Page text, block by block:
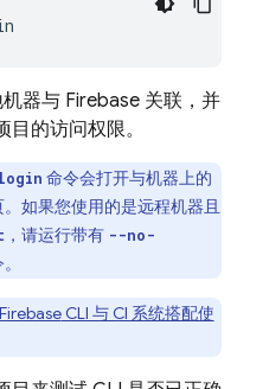
器与 Firebase 关联，并
的访问权限。
命令会打开与机器上的
如果您使用的是远程机器且
，请运行带有 --no-
FirebaseCLI 与 CI 系统搭配使